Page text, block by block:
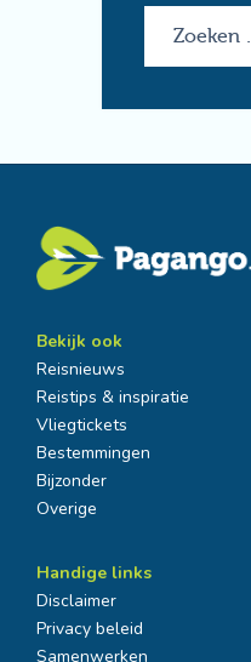
Bekijk ook
Reisnieuws
Reistips & inspiratie
Vliegtickets
Bestemmingen
Bijzonder
Overige
Handige links
Disclaimer
Privacy beleid
Samenwerken